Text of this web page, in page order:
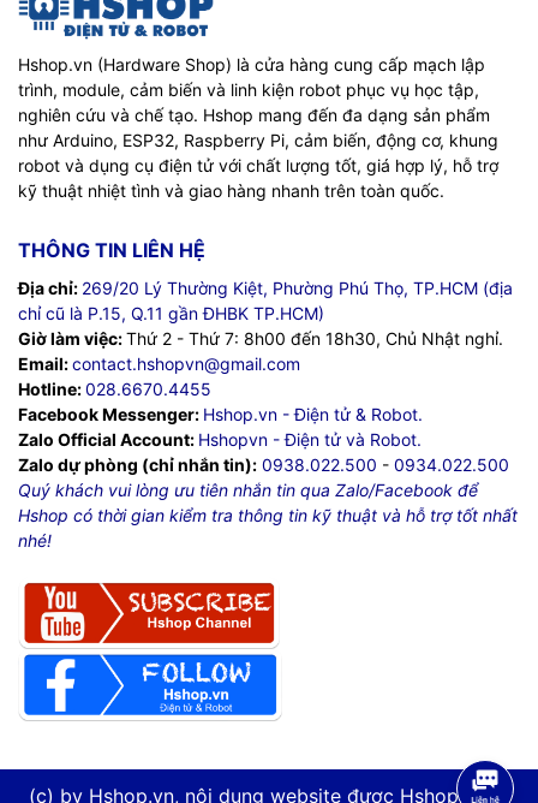
Hshop.vn (Hardware Shop) là cửa hàng cung cấp mạch lập
trình, module, cảm biến và linh kiện robot phục vụ học tập,
nghiên cứu và chế tạo. Hshop mang đến đa dạng sản phẩm
như Arduino, ESP32, Raspberry Pi, cảm biến, động cơ, khung
robot và dụng cụ điện tử với chất lượng tốt, giá hợp lý, hỗ trợ
kỹ thuật nhiệt tình và giao hàng nhanh trên toàn quốc.
THÔNG TIN LIÊN HỆ
Địa chỉ: 269/20 Lý Thường Kiệt, Phường Phú Thọ, TP.HCM (địa
chỉ cũ là P.15, Q.11 gần ĐHBK TP.HCM)
Giờ làm việc:Thứ 2 - Thứ 7: 8h00 đến 18h30, Chủ Nhật nghỉ.
Email:contact.hshopvn@gmail.com
Hotline:028.6670.4455
Facebook Messenger: Hshop.vn - Điện tử & Robot.
Zalo Official Account: Hshopvn - Điện tử và Robot.
Zalo dự phòng (chỉ nhắn tin): 0938.022.500 - 0934.022.500
Quý khách vui lòng ưu tiên nhắn tin qua Zalo/Facebook để
Hshop có thời gian kiểm tra thông tin kỹ thuật và hỗ trợ tốt nhất
nhé!
(c) by Hshop.vn, nội dung website được Hshop.vn tự